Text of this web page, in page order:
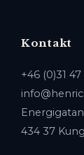
Kontakt
+46 (0)31 47
Energigatan
434 37